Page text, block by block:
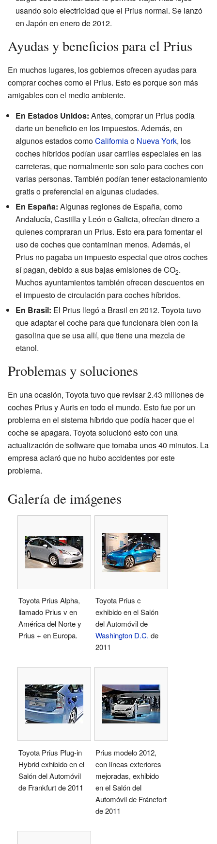
usando solo electricidad que el Prius normal. Se lanzó
en Japón en enero de 2012.
Ayudas y beneficios para el Prius
En muchos lugares, los gobiernos ofrecen ayudas para
comprar coches como el Prius. Esto es porque son más
amigables con el medio ambiente.
En Estados Unidos: Antes, comprar un Prius podía
darte un beneficio en los impuestos. Además, en
algunos estados comoCaliforniao Nueva York, los
coches híbridos podían usar carriles especiales en las
carreteras, que normalmente son solo para coches con
varias personas. También podían tener estacionamiento
gratis o preferencial en algunas ciudades.
En España: Algunas regiones de España, como
Andalucía, Castilla y León o Galicia, ofrecían dinero a
quienes compraran un Prius. Esto era para fomentar el
uso de coches que contaminan menos. Además, el
Prius no pagaba un impuesto especial que otros coches
sí pagan, debido a sus bajas emisiones de CO2.
Muchos ayuntamientos también ofrecen descuentos en
el impuesto de circulación para coches híbridos.
En Brasil: El Prius llegó a Brasil en 2012. Toyota tuvo
que adaptar el coche para que funcionara bien con la
gasolina que se usa allí, que tiene una mezcla de
etanol.
Problemas y soluciones
En una ocasión, Toyota tuvo que revisar 2.43 millones de
coches Prius y Auris en todo el mundo. Esto fue por un
problema en el sistema híbrido que podía hacer que el
coche se apagara. Toyota solucionó esto con una
actualización de software que tomaba unos 40 minutos. La
empresa aclaró que no hubo accidentes por este
problema.
Galería de imágenes
Toyota Prius Alpha,
llamado Prius v en
América del Norte y
Prius + en Europa.
Toyota Prius c
exhibido en el Salón
del Automóvil de
Washington D.C. de
2011
Toyota Prius Plug-in
Hybrid exhibido en el
Salón del Automóvil
de Frankfurt de 2011
Prius modelo 2012,
con líneas exteriores
mejoradas, exhibido
en el Salón del
Automóvil de Fráncfort
de 2011